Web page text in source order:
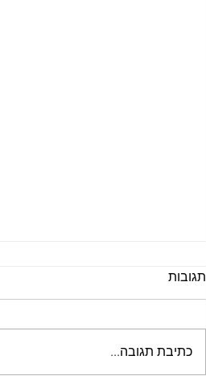
תגובות
כתיבת תגובה...